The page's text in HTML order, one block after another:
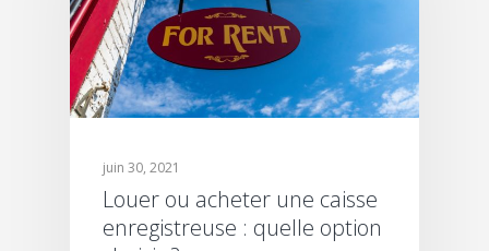
juin 30, 2021
Louer ou acheter une caisse
enregistreuse : quelle option